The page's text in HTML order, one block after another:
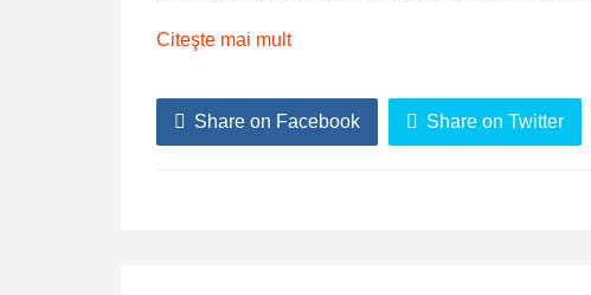
Citeşte mai mult
Share on Facebook Share on Twitter